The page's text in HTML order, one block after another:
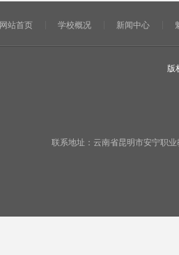
网站首页 学校概况 新闻中心
版
联系地址：云南省昆明市安宁职